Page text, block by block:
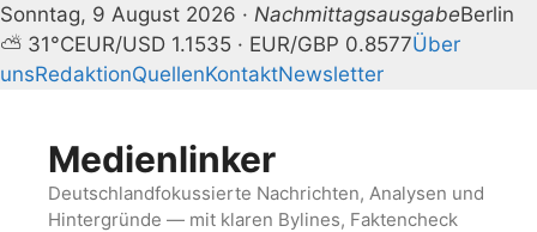
Sonntag, 9 August 2026 · NachmittagsausgabeBerlin
⛅ 31°CEUR/USD 1.1535 · EUR/GBP 0.8577Über
unsRedaktionQuellenKontaktNewsletter
springenMedienlinker
Deutschlandfokussierte Nachrichten, Analysen und
Hintergründe — mit klaren Bylines, Faktencheck